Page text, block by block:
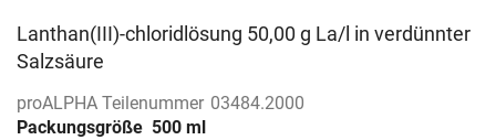
Lanthan(III)-chloridlösung 50,00 g La/l in verdünnter
Salzsäure
proALPHA Teilenummer 03484.2000
Packungsgröße 500 ml